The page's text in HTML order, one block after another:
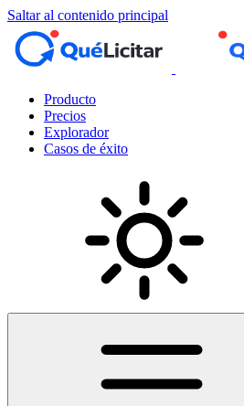
Saltar al contenido principal
Producto
Precios
Explorador
Casos de éxito